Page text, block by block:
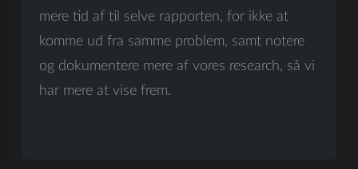
mere tid af til selve rapporten, for ikke at
komme ud fra samme problem, samt notere
og dokumentere mere af vores research, så vi
har mere at vise frem.